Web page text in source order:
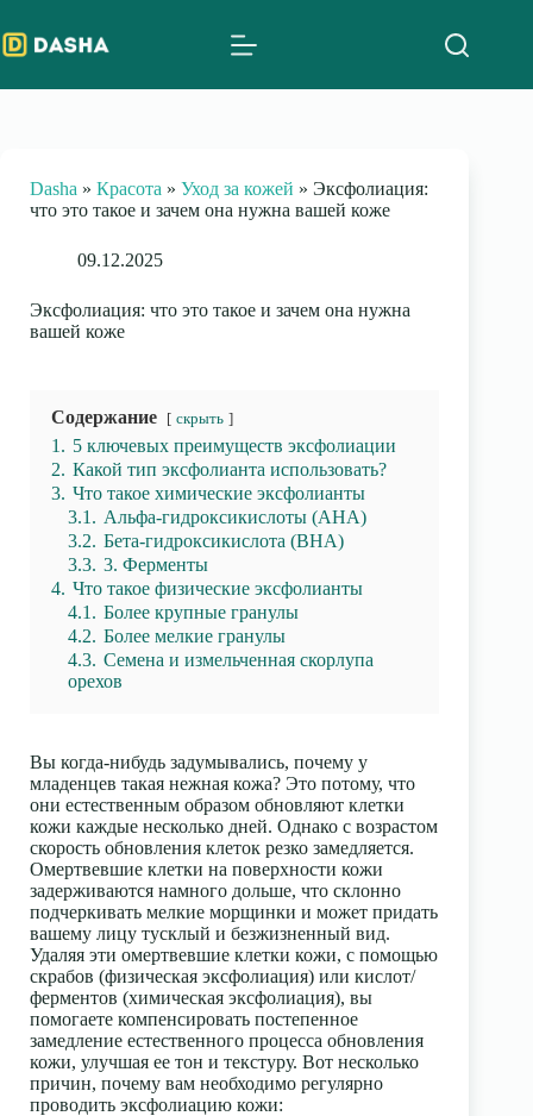
to
content
Dasha » Красота » Уход за кожей » Эксфолиация:
что это такое и зачем она нужна вашей коже
09.12.2025
Эксфолиация: что это такое и зачем она нужна
вашей коже
Содержание скрыть
1. 5 ключевых преимуществ эксфолиации
2. Какой тип эксфолианта использовать?
3. Что такое химические эксфолианты
3.1. Альфа-гидроксикислоты (AHA)
3.2. Бета-гидроксикислота (BHA)
3.3. 3. Ферменты
4. Что такое физические эксфолианты
4.1. Более крупные гранулы
4.2. Более мелкие гранулы
4.3. Семена и измельченная скорлупа
орехов
Вы когда-нибудь задумывались, почему у
младенцев такая нежная кожа? Это потому, что
они естественным образом обновляют клетки
кожи каждые несколько дней. Однако с возрастом
скорость обновления клеток резко замедляется.
Омертвевшие клетки на поверхности кожи
задерживаются намного дольше, что склонно
подчеркивать мелкие морщинки и может придать
вашему лицу тусклый и безжизненный вид.
Удаляя эти омертвевшие клетки кожи, с помощью
скрабов (физическая эксфолиация) или кислот/
ферментов (химическая эксфолиация), вы
помогаете компенсировать постепенное
замедление естественного процесса обновления
кожи, улучшая ее тон и текстуру. Вот несколько
причин, почему вам необходимо регулярно
проводить эксфолиацию кожи: